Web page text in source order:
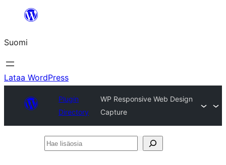
Suomi
Lataa WordPress
Plugin
Directory
WP Responsive Web Design
Capture
Hae